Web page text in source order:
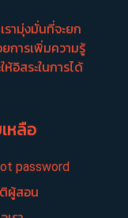
รามุ่งมั่นที่จะยก
การเพิ่มความรู้
อิสระในการได้
หลือ
password
ติผู้สอน